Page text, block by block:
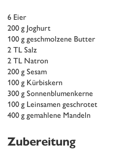
6 Eier
200 g Joghurt
100 g geschmolzene Butter
2 TL Salz
2 TL Natron
200 g Sesam
100 g Kürbiskern
300 g Sonnenblumenkerne
100 g Leinsamen geschrotet
400 g gemahlene Mandeln
Zubereitung